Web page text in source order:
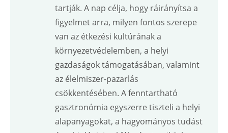
tartják. A nap célja, hogy ráirányítsa a
figyelmet arra, milyen fontos szerepe
van az étkezési kultúrának a
környezetvédelemben, a helyi
gazdaságok támogatásában, valamint
az élelmiszer-pazarlás
csökkentésében. A fenntartható
gasztronómia egyszerre tiszteli a helyi
alapanyagokat, a hagyományos tudást